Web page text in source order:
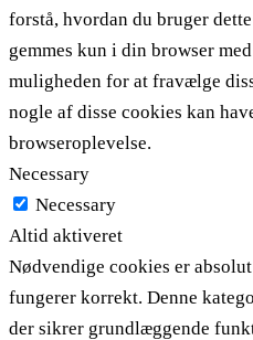
forstå, hvordan du bruger
gemmes kun i din browser
muligheden for at fravælge
nogle af disse cookies kan
browseroplevelse.
Necessary
Necessary
Altid aktiveret
Nødvendige cookies er
fungerer korrekt. Denne
der sikrer grundlæggende